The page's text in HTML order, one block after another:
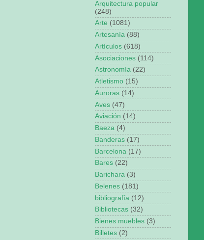
Arquitectura popular
(248)
Arte (1081)
Artesanía (88)
Artículos (618)
Asociaciones (114)
Astronomía (22)
Atletismo (15)
Auroras (14)
Aves (47)
Aviación (14)
Baeza (4)
Banderas (17)
Barcelona (17)
Bares (22)
Barichara (3)
Belenes (181)
bibliografía (12)
Bibliotecas (32)
Bienes muebles (3)
Billetes (2)